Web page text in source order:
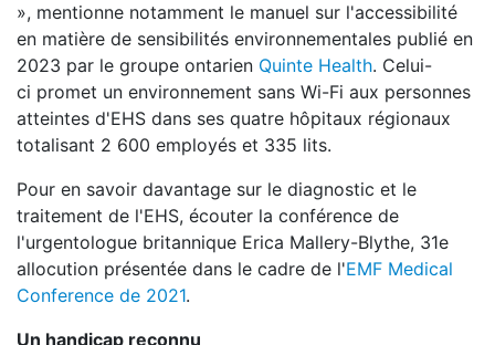
», mentionne notamment le manuel sur l'accessibilité
en matière de sensibilités environnementales publié en
2023 par le groupe ontarien Quinte Health. Celui-
ci promet un environnement sans Wi-Fi aux personnes
atteintes d'EHS dans ses quatre hôpitaux régionaux
totalisant 2 600 employés et 335 lits.
Pour en savoir davantage sur le diagnostic et le
traitement de l'EHS, écouter la conférence de
l'urgentologue britannique Erica Mallery-Blythe, 31e
allocution présentée dans le cadre de l'EMF Medical
Conference de 2021.
Un handicap reconnu